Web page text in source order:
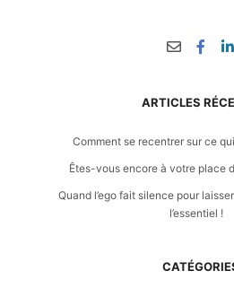
ARTICLES
Comment se recentrer sur ce
Êtes-vous encore à votre place
Quand l’ego fait silence pour
l’essentiel !